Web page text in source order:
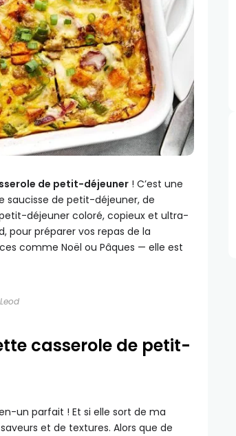
de petit-déjeuner ! C’est une
saucisse de petit-déjeuner, de
déjeuner coloré, copieux et ultra-
pour préparer vos repas de la
comme Noël ou Pâques — elle est
casserole de petit-
un parfait ! Et si elle sort de ma
et de textures. Alors que de